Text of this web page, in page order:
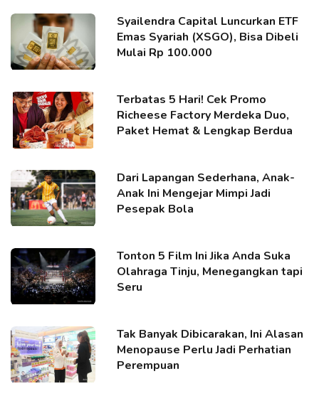
Syailendra Capital Luncurkan ETF
Emas Syariah (XSGO), Bisa Dibeli
Mulai Rp 100.000
Terbatas 5 Hari! Cek Promo
Richeese Factory Merdeka Duo,
Paket Hemat & Lengkap Berdua
Dari Lapangan Sederhana, Anak-
Anak Ini Mengejar Mimpi Jadi
Pesepak Bola
Tonton 5 Film Ini Jika Anda Suka
Olahraga Tinju, Menegangkan tapi
Seru
Tak Banyak Dibicarakan, Ini Alasan
Menopause Perlu Jadi Perhatian
Perempuan